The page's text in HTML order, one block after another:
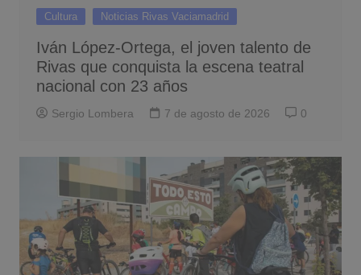
Cultura Noticias Rivas Vaciamadrid
Iván López-Ortega, el joven talento de
Rivas que conquista la escena teatral
nacional con 23 años
Sergio Lombera 7 de agosto de 2026 0